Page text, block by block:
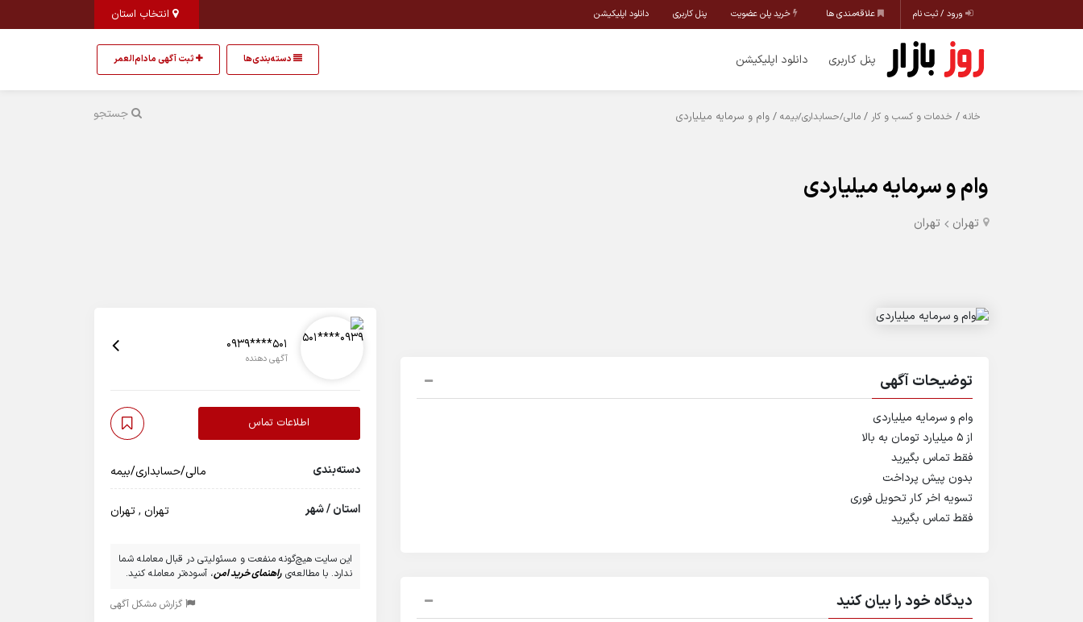
ورود / ثبت نام علاقه‌مندی ها خرید پلن عضویت پنل کاربری دانلود اپلیکیشن
پنل کاربری دانلود اپلیکیشن دسته‌بندی‌ها ثبت آگهی مادام‌العمر
جستجو خانه / خدمات و کسب و کار / مالی/حسابداری/بیمه / وام و سرمایه میلیاردی
وام و سرمایه میلیاردی
تهران تهران
توضیحات آگهی
وام و سرمایه میلیاردی
از ۵ میلیارد تومان به بالا
فقط تماس بگیرید
بدون پیش پرداخت
تسویه اخر کار تحویل فوری
فقط تماس بگیرید
دیدگاه خود را بیان کنید
0939****501
آگهی دهنده
اطلاعات تماس
دسته‌بندی مالی/حسابداری/بیمه
استان / شهر تهران ,تهران
این سایت هیچ‌گونه منفعت و مسئولیتی در قبال معامله شما
ندارد. با مطالعه‌ی راهنمای خرید امن، آسوده‌تر معامله کنید.
گزارش مشکل آگهی